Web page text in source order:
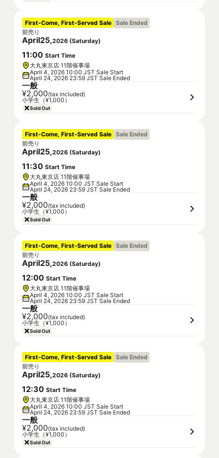
First-Come, First-Served Sale Sale Ended
前売り
April25,2026 (Saturday)
11:00 Start Time
大丸東京店 11階催事場
April 4, 2026 10:00 JST Sale Start
April 24, 2026 23:59 JST Sale Ended
一般
¥2,000(tax included)
小学生（¥1,000）
Sold Out
First-Come, First-Served Sale Sale Ended
前売り
April25,2026 (Saturday)
11:30 Start Time
大丸東京店 11階催事場
April 4, 2026 10:00 JST Sale Start
April 24, 2026 23:59 JST Sale Ended
一般
¥2,000(tax included)
小学生（¥1,000）
Sold Out
First-Come, First-Served Sale Sale Ended
前売り
April25,2026 (Saturday)
12:00 Start Time
大丸東京店 11階催事場
April 4, 2026 10:00 JST Sale Start
April 24, 2026 23:59 JST Sale Ended
一般
¥2,000(tax included)
小学生（¥1,000）
Sold Out
First-Come, First-Served Sale Sale Ended
前売り
April25,2026 (Saturday)
12:30 Start Time
大丸東京店 11階催事場
April 4, 2026 10:00 JST Sale Start
April 24, 2026 23:59 JST Sale Ended
一般
¥2,000(tax included)
小学生（¥1,000）
Sold Out